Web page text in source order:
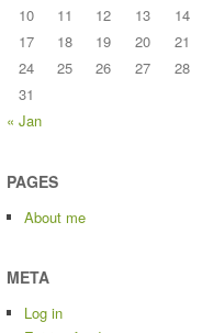
10
11 12 13 14
17
18 19 20 21
24
25 26 27 28
31
« Jan
PAGES
About me
META
Log in